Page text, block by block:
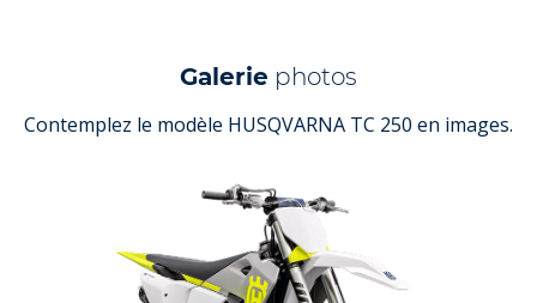
Galerie photos
Contemplez le modèle HUSQVARNA TC 250 en images.